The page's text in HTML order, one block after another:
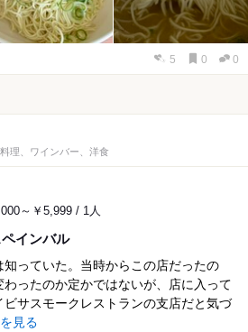
5 0 0
理、ワインバー、洋食
～￥5,999 / 1人
インバル
っていた。当時からこの店だったの
ったのか定かではないが、店に入って
サスモークレストランの支店だと気づ
見る